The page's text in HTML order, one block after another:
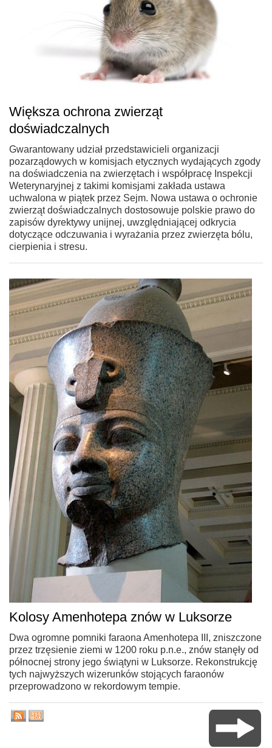
Większa ochrona zwierząt
doświadczalnych
Gwarantowany udział przedstawicieli organizacji
pozarządowych w komisjach etycznych wydających zgody
na doświadczenia na zwierzętach i współpracę Inspekcji
Weterynaryjnej z takimi komisjami zakłada ustawa
uchwalona w piątek przez Sejm. Nowa ustawa o ochronie
zwierząt doświadczalnych dostosowuje polskie prawo do
zapisów dyrektywy unijnej, uwzględniającej odkrycia
dotyczące odczuwania i wyrażania przez zwierzęta bólu,
cierpienia i stresu.
Kolosy Amenhotepa znów w Luksorze
Dwa ogromne pomniki faraona Amenhotepa III, zniszczone
przez trzęsienie ziemi w 1200 roku p.n.e., znów stanęły od
północnej strony jego świątyni w Luksorze. Rekonstrukcję
tych najwyższych wizerunków stojących faraonów
przeprowadzono w rekordowym tempie.